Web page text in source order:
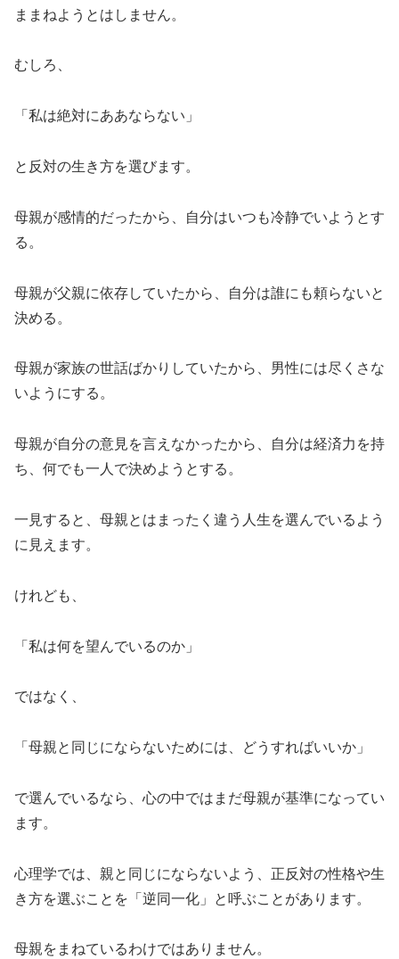
ままねようとはしません。
むしろ、
「私は絶対にああならない」
と反対の生き方を選びます。
母親が感情的だったから、自分はいつも冷静でいようとす
る。
母親が父親に依存していたから、自分は誰にも頼らないと
決める。
母親が家族の世話ばかりしていたから、男性には尽くさな
いようにする。
母親が自分の意見を言えなかったから、自分は経済力を持
ち、何でも一人で決めようとする。
一見すると、母親とはまったく違う人生を選んでいるよう
に見えます。
けれども、
「私は何を望んでいるのか」
ではなく、
「母親と同じにならないためには、どうすればいいか」
で選んでいるなら、心の中ではまだ母親が基準になってい
ます。
心理学では、親と同じにならないよう、正反対の性格や生
き方を選ぶことを「逆同一化」と呼ぶことがあります。
母親をまねているわけではありません。